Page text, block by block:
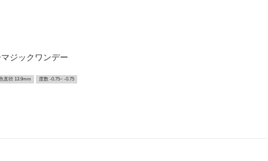
ジックワンデー
直径 13.9mm 度数 -0.75~ -0.75